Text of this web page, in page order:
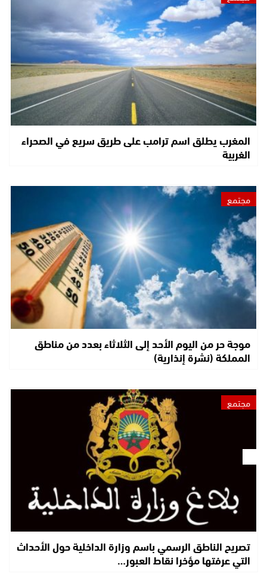
المغرب يطلق اسم ترامب على طريق سريع في الصحراء
الغربية
مجتمع
موجة حر من اليوم الأحد إلى الثلاثاء بعدد من مناطق
المملكة (نشرة إنذارية)
مجتمع
تصريح الناطق الرسمي باسم وزارة الداخلية حول الأحداث
التي عرفتها مؤخرا نقاط العبور…